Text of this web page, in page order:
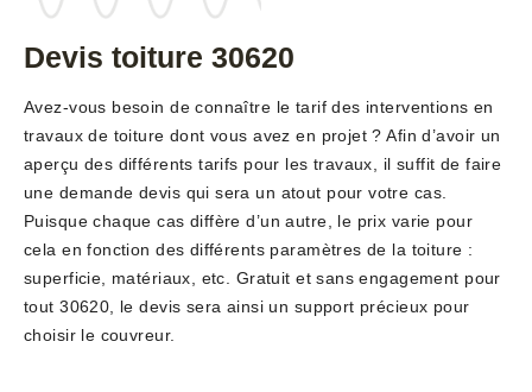
Devis toiture 30620
Avez-vous besoin de connaître le tarif des interventions en
travaux de toiture dont vous avez en projet ? Afin d’avoir un
aperçu des différents tarifs pour les travaux, il suffit de faire
une demande devis qui sera un atout pour votre cas.
Puisque chaque cas diffère d’un autre, le prix varie pour
cela en fonction des différents paramètres de la toiture :
superficie, matériaux, etc. Gratuit et sans engagement pour
tout 30620, le devis sera ainsi un support précieux pour
choisir le couvreur.